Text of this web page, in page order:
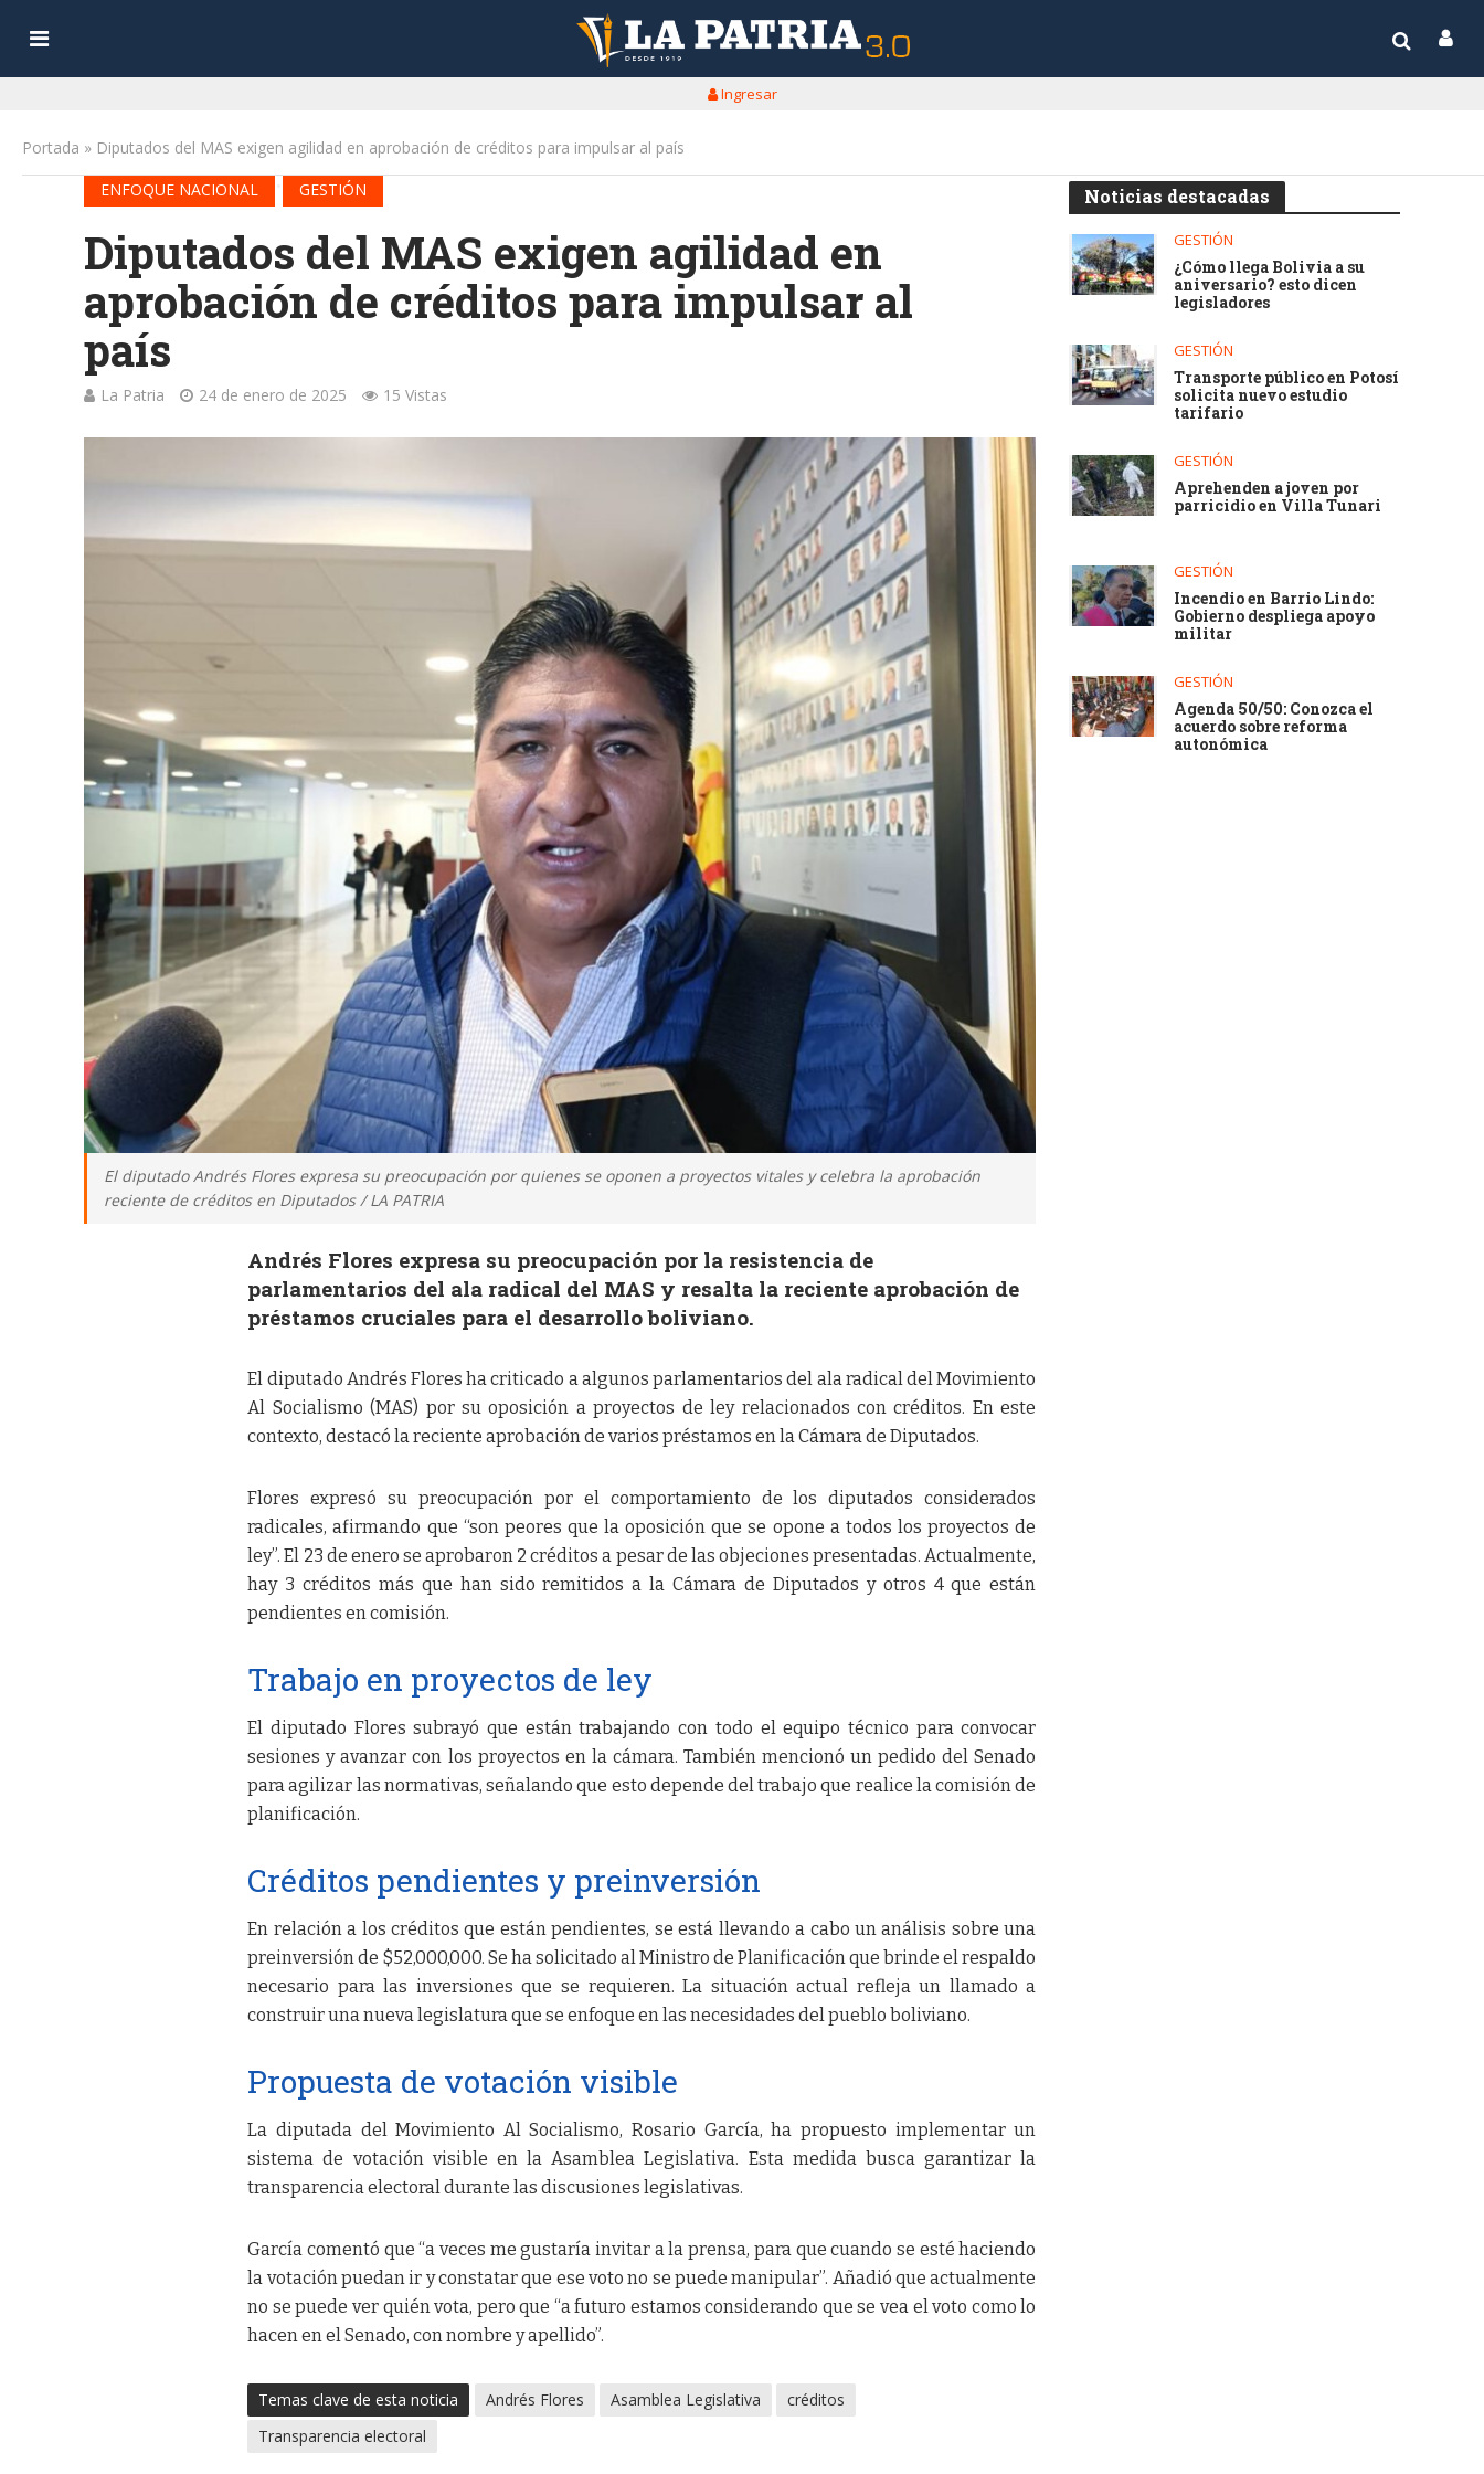
Ingresar
Portada » Diputados del MAS exigen agilidad en aprobación de créditos para impulsar al país
ENFOQUE NACIONAL
GESTIÓN
Diputados del MAS exigen agilidad en
aprobación de créditos para impulsar al
país
La Patria 24 de enero de 2025 15 Vistas
El diputado Andrés Flores expresa su preocupación por quienes se oponen a proyectos vitales y celebra la aprobación
reciente de créditos en Diputados / LA PATRIA
Andrés Flores expresa su preocupación por la resistencia de
parlamentarios del ala radical del MAS y resalta la reciente aprobación de
préstamos cruciales para el desarrollo boliviano.
El diputado Andrés Flores ha criticado a algunos parlamentarios del ala radical del Movimiento
Al Socialismo (MAS) por su oposición a proyectos de ley relacionados con créditos. En este
contexto, destacó la reciente aprobación de varios préstamos en la Cámara de Diputados.
Flores expresó su preocupación por el comportamiento de los diputados considerados
radicales, afirmando que “son peores que la oposición que se opone a todos los proyectos de
ley”. El 23 de enero se aprobaron 2 créditos a pesar de las objeciones presentadas. Actualmente,
hay 3 créditos más que han sido remitidos a la Cámara de Diputados y otros 4 que están
pendientes en comisión.
Trabajo en proyectos de ley
El diputado Flores subrayó que están trabajando con todo el equipo técnico para convocar
sesiones y avanzar con los proyectos en la cámara. También mencionó un pedido del Senado
para agilizar las normativas, señalando que esto depende del trabajo que realice la comisión de
planificación.
Créditos pendientes y preinversión
En relación a los créditos que están pendientes, se está llevando a cabo un análisis sobre una
preinversión de $52,000,000. Se ha solicitado al Ministro de Planificación que brinde el respaldo
necesario para las inversiones que se requieren. La situación actual refleja un llamado a
construir una nueva legislatura que se enfoque en las necesidades del pueblo boliviano.
Propuesta de votación visible
La diputada del Movimiento Al Socialismo, Rosario García, ha propuesto implementar un
sistema de votación visible en la Asamblea Legislativa. Esta medida busca garantizar la
transparencia electoral durante las discusiones legislativas.
García comentó que “a veces me gustaría invitar a la prensa, para que cuando se esté haciendo
la votación puedan ir y constatar que ese voto no se puede manipular”. Añadió que actualmente
no se puede ver quién vota, pero que “a futuro estamos considerando que se vea el voto como lo
hacen en el Senado, con nombre y apellido”.
Temas clave de esta noticia Andrés Flores Asamblea Legislativa
créditos
Transparencia electoral
Noticias destacadas
GESTIÓN
¿Cómo llega Bolivia a su
aniversario? esto dicen
legisladores
GESTIÓN
Transporte público en Potosí
solicita nuevo estudio
tarifario
GESTIÓN
Aprehenden a joven por
parricidio en Villa Tunari
GESTIÓN
Incendio en Barrio Lindo:
Gobierno despliega apoyo
militar
GESTIÓN
Agenda 50/50: Conozca el
acuerdo sobre reforma
autonómica